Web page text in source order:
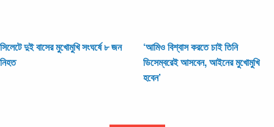
সিলেটে দুই বাসের মুখোমুখি সংঘর্ষে ৮ জন
নিহত
‘আমিও বিশ্বাস করতে চাই তিনি
ডিসেম্বরেই আসবেন, আইনের মুখোমুখি
হবেন’